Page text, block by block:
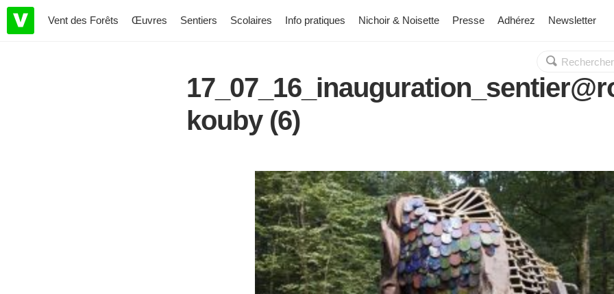
Vent des Forêts Œuvres Sentiers Scolaires Info pratiques Nichoir & Noisette Presse Adhérez Newsletter
Rechercher :
OK
kouby (6)